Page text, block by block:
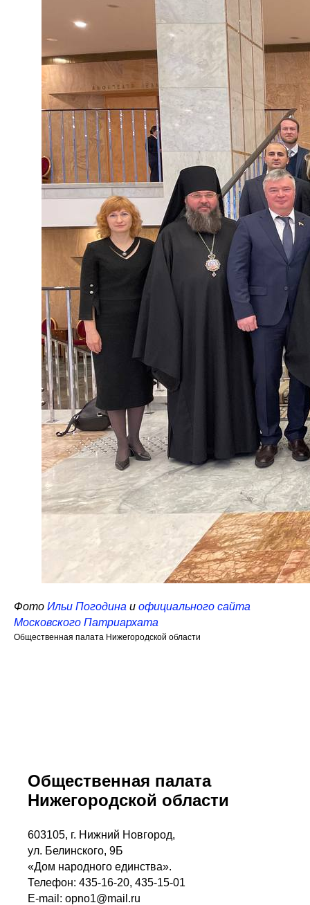
Фото Ильи Погодина и официального сайта
Московского Патриархата
Общественная палата Нижегородской области
Общественная палата
Нижегородской области
603105, г. Нижний Новгород,
ул. Белинского, 9Б
«Дом народного единства».
Телефон: 435-16-20, 435-15-01
E-mail: opno1@mail.ru